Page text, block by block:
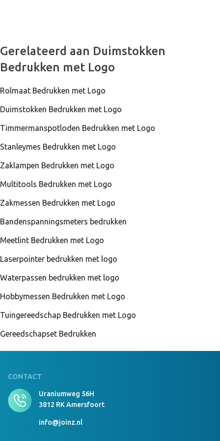
Gerelateerd aan Duimstokken
Bedrukken met Logo
Rolmaat Bedrukken met Logo
Duimstokken Bedrukken met Logo
Timmermanspotloden Bedrukken met Logo
Stanleymes Bedrukken met Logo
Zaklampen Bedrukken met Logo
Multitools Bedrukken met Logo
Zakmessen Bedrukken met Logo
Bandenspanningsmeters bedrukken
Meetlint Bedrukken met Logo
Laserpointer bedrukken met logo
Waterpassen bedrukken met logo
Hobbymessen Bedrukken met Logo
Tuingereedschap Bedrukken met Logo
Gereedschapset Bedrukken
CONTACT
Uraniumweg 56H
3812 RK Amersfoort
info@joinz.nl